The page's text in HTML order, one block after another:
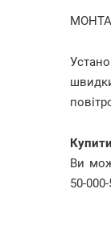
Ви
50-